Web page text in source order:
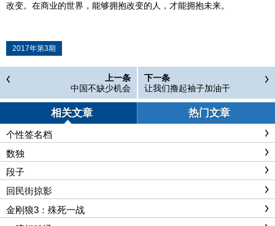
改变。在商业的世界，能够拥抱改变的人，才能拥抱未来。
2017年第3期
上一条
中国不缺少机会
下一条
让我们撸起袖子加油干
相关文章 热门文章
个性签名档
数独
段子
回民街掠影
金刚狼3：殊死一战